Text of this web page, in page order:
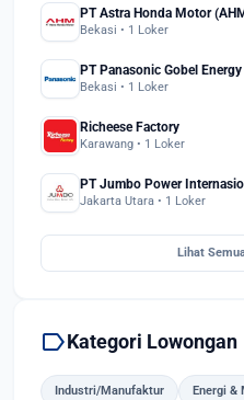
PT Astra Honda Motor
Bekasi • 1 Loker
PT Panasonic Gobel
Bekasi • 1 Loker
Richeese Factory
Karawang • 1 Loker
PT Jumbo Power
Jakarta Utara • 1 Loker
Lihat
labelKategori Lowongan
Industri/Manufaktur Energi &